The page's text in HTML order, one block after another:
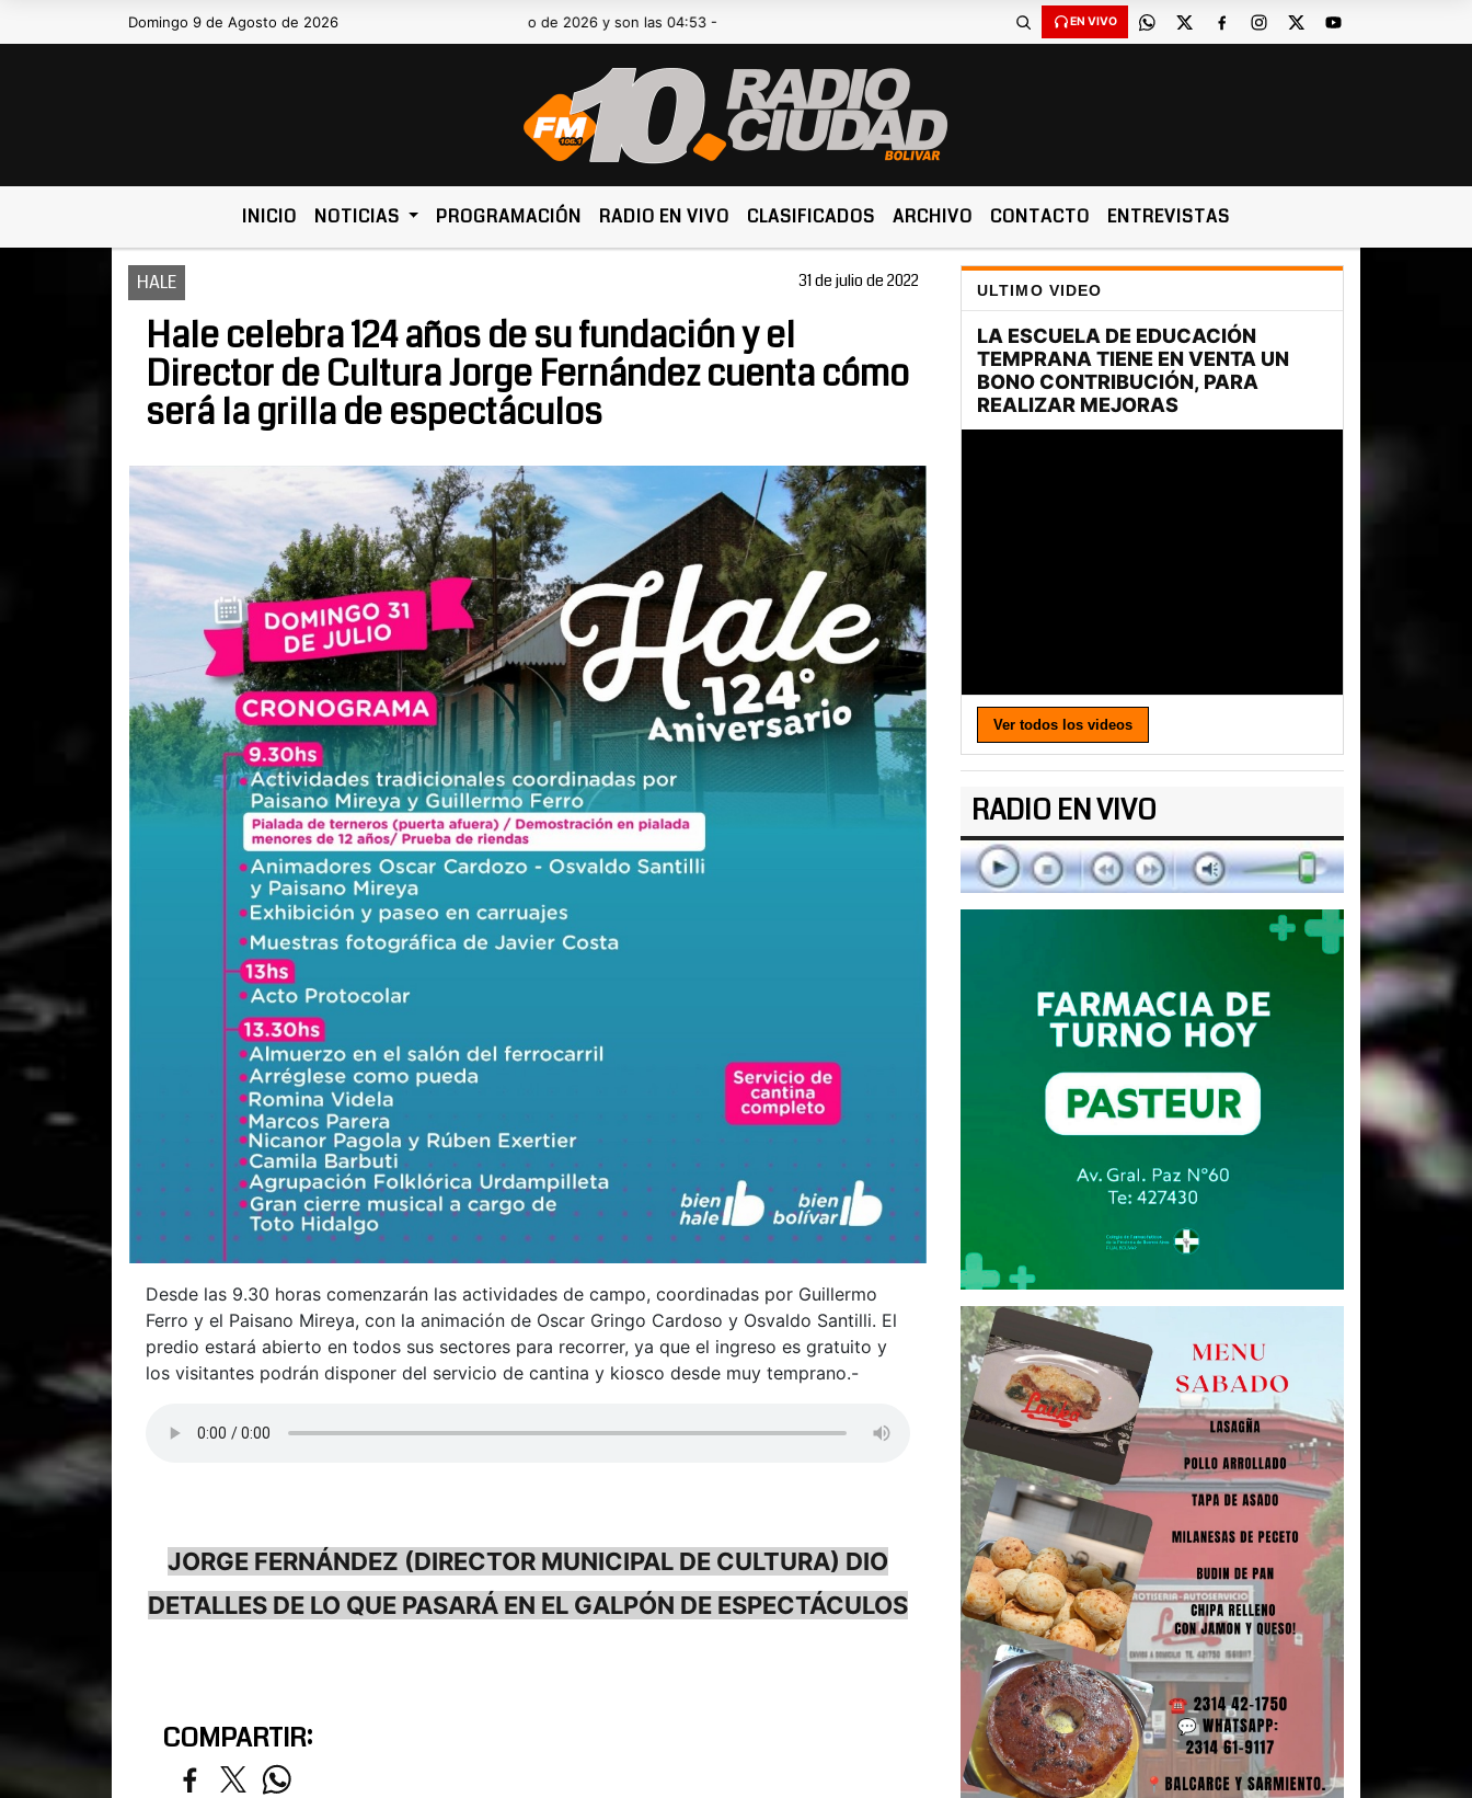
Domingo 9 de Agosto de 2026Hoy es Domingo 9 de Agosto de 2026 y son las 04:53 - EN VIVO
INICIO NOTICIAS PROGRAMACIÓN RADIO EN VIVO CLASIFICADOS ARCHIVO CONTACTO ENTREVISTAS
HALE 31 de julio de 2022
Hale celebra 124 años de su fundación y el
Director de Cultura Jorge Fernández cuenta cómo
será la grilla de espectáculos
Desde las 9.30 horas comenzarán las actividades de campo, coordinadas por Guillermo
Ferro y el Paisano Mireya, con la animación de Oscar Gringo Cardoso y Osvaldo Santilli. El
predio estará abierto en todos sus sectores para recorrer, ya que el ingreso es gratuito y
los visitantes podrán disponer del servicio de cantina y kiosco desde muy temprano.-
JORGE FERNÁNDEZ (DIRECTOR MUNICIPAL DE CULTURA) DIO
DETALLES DE LO QUE PASARÁ EN EL GALPÓN DE ESPECTÁCULOS
COMPARTIR:
ULTIMO VIDEO
Ver todos los videos
RADIO EN VIVO